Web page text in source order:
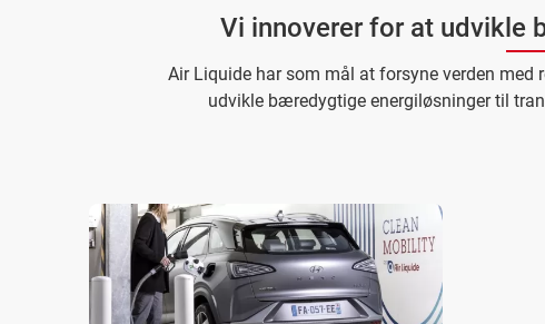
Vi innoverer for at udvikle
Air Liquide har som mål at forsyne verden med
udvikle bæredygtige energiløsninger til